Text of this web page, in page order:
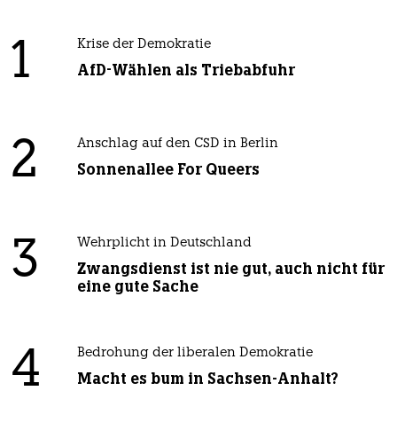
1 Krise der Demokratie
AfD-Wählen als Triebabfuhr
2 Anschlag auf den CSD in Berlin
Sonnenallee For Queers
3 Wehrplicht in Deutschland
Zwangsdienst ist nie gut, auch nicht für
eine gute Sache
4 Bedrohung der liberalen Demokratie
Macht es bum in Sachsen-Anhalt?